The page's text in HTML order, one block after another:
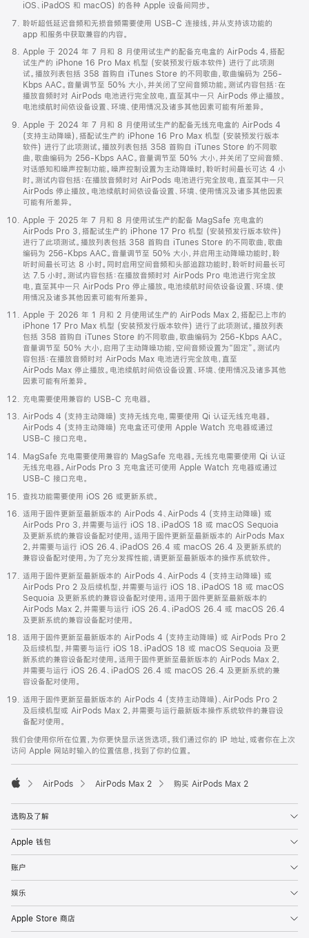
iOS、iPadOS 和 macOS) 的各种 Apple 设备间同步。
聆听超低延迟音频和无损音频需要使用 USB-C 连接线，并从支持该功能的
app 和服务中获取兼容的内容。
Apple 于 2024 年 7 月和 8 月使用试生产的配备充电盒的 AirPods 4，搭配
试生产的 iPhone 16 Pro Max 机型 (安装预发行版本软件) 进行了此项测
试。播放列表包括 358 首购自 iTunes Store 的不同歌曲，歌曲编码为 256-
Kbps AAC。音量调节至 50% 大小，并关闭了空间音频功能。测试内容包括：在
播放音频时对 AirPods 电池进行完全放电，直至其中一只 AirPods 停止播放。
电池续航时间依设备设置、环境、使用情况及诸多其他因素可能有所差异。
Apple 于 2024 年 7 月和 8 月使用试生产的配备无线充电盒的 AirPods 4
(支持主动降噪)，搭配试生产的 iPhone 16 Pro Max 机型 (安装预发行版本
软件) 进行了此项测试。播放列表包括 358 首购自 iTunes Store 的不同歌
曲，歌曲编码为 256-Kbps AAC。音量调节至 50% 大小，并关闭了空间音频、
对话感知和噪声控制功能。噪声控制设置为主动降噪时，聆听时间最长可达 4 小
时。测试内容包括：在播放音频时对 AirPods 电池进行完全放电，直至其中一只
AirPods 停止播放。电池续航时间依设备设置、环境、使用情况及诸多其他因素
可能有所差异。
Apple 于 2025 年 7 月和 8 月使用试生产的配备 MagSafe 充电盒的
AirPods Pro 3，搭配试生产的 iPhone 17 Pro 机型 (安装预发行版本软件)
进行了此项测试。播放列表包括 358 首购自 iTunes Store 的不同歌曲，歌曲
编码为 256-Kbps AAC。音量调节至 50% 大小，并启用主动降噪功能时，聆
听时间最长可达 8 小时。同时启用空间音频和头部追踪功能时，聆听时间最长可
达 7.5 小时。测试内容包括：在播放音频时对 AirPods Pro 电池进行完全放
电，直至其中一只 AirPods Pro 停止播放。电池续航时间依设备设置、环境、使
用情况及诸多其他因素可能有所差异。
Apple 于 2026 年 1 月和 2 月使用试生产的 AirPods Max 2，搭配已上市的
iPhone 17 Pro Max 机型 (安装预发行版本软件) 进行了此项测试。播放列表
包括 358 首购自 iTunes Store 的不同歌曲，歌曲编码为 256-Kbps AAC。
音量调节至 50% 大小，启用了主动降噪功能，空间音频设置为“固定”。测试内
容包括：在播放音频时对 AirPods Max 电池进行完全放电，直至
AirPods Max 停止播放。电池续航时间依设备设置、环境、使用情况及诸多其他
因素可能有所差异。
充电需要使用兼容的 USB-C 充电器。
AirPods 4 (支持主动降噪) 支持无线充电，需要使用 Qi 认证无线充电器。
AirPods 4 (支持主动降噪) 充电盒还可使用 Apple Watch 充电器或通过
USB-C 接口充电。
MagSafe 充电需要使用兼容的 MagSafe 充电器。无线充电需要使用 Qi 认证
无线充电器。AirPods Pro 3 充电盒还可使用 Apple Watch 充电器或通过
USB-C 接口充电。
查找功能需要使用 iOS 26 或更新系统。
适用于固件更新至最新版本的 AirPods 4、AirPods 4 (支持主动降噪) 或
AirPods Pro 3，并需要与运行 iOS 18、iPadOS 18 或 macOS Sequoia
及更新系统的兼容设备配对使用。适用于固件更新至最新版本的 AirPods Max
2，并需要与运行 iOS 26.4、iPadOS 26.4 或 macOS 26.4 及更新系统的
兼容设备配对使用。为了充分发挥性能，请更新至最新版本的操作系统软件。
适用于固件更新至最新版本的 AirPods 4、AirPods 4 (支持主动降噪) 或
AirPods Pro 2 及后续机型，并需要与运行 iOS 18、iPadOS 18 或 macOS
Sequoia 及更新系统的兼容设备配对使用。适用于固件更新至最新版本的
AirPods Max 2，并需要与运行 iOS 26.4、iPadOS 26.4 或 macOS 26.4
及更新系统的兼容设备配对使用。
适用于固件更新至最新版本的 AirPods 4 (支持主动降噪) 或 AirPods Pro 2
及后续机型，并需要与运行 iOS 18、iPadOS 18 或 macOS Sequoia 及更
新系统的兼容设备配对使用。适用于固件更新至最新版本的 AirPods Max 2，
并需要与运行 iOS 26.4、iPadOS 26.4 或 macOS 26.4 及更新系统的兼
容设备配对使用。
适用于固件更新至最新版本的 AirPods 4 (支持主动降噪)、AirPods Pro 2
及后续机型或 AirPods Max 2，并需要与运行最新版本操作系统软件的兼容设
备配对使用。
我们会使用你所在位置，为你更快显示送货选项。我们通过你的 IP 地址，或者你在上次
访问 Apple 网站时输入的位置信息，找到了你的位置。
AirPods AirPods Max 2 购买 AirPods Max 2
选购及了解
Apple 钱包
账户
娱乐
Apple Store 商店